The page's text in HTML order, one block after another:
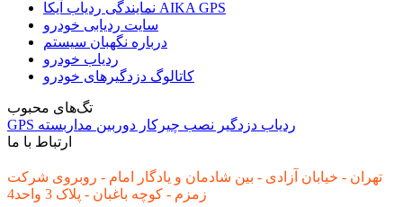
نمایندگی ردیاب آیکا AIKA GPS
سایت ردیابی خودرو
درباره نگهبان سیستم
ردیاب خودرو
کاتالوگ دزدگیرهای خودرو
تگ‌های محبوب
GPS
ردیاب دزدگیر نصب چیرکار دوربین مداربسته
ارتباط با ما
تهران - خیابان آزادی - بین شادمان و یادگار امام - روبروی شرکت
زمزم - کوچه باغبان - پلاک 3 واحد4